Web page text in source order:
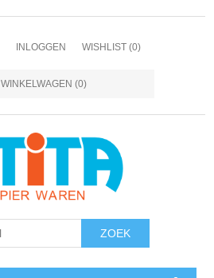
INLOGGEN WISHLIST (0)
WINKELWAGEN (0)